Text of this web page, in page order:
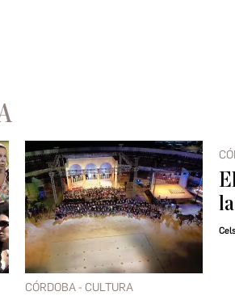
CÓRDOBA - CULTURA